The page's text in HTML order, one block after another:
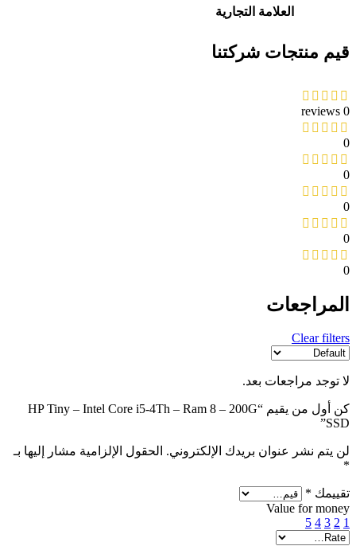
العلامة التجارية
قيم منتجات شركتنا
0 reviews
0
0
0
0
0
المراجعات
Clear filters
لا توجد مراجعات بعد.
كن أول من يقيم “HP Tiny – Intel Core i5-4Th – Ram 8 – 200G
SSD”
لن يتم نشر عنوان بريدك الإلكتروني. الحقول الإلزامية مشار إليها بـ
*
تقييمك *
Value for money
1
2
3
4
5